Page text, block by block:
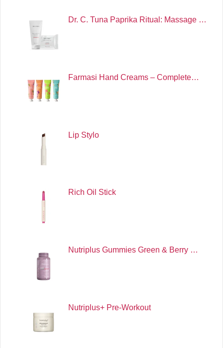
Dr. C. Tuna Paprika Ritual: Massage …
Farmasi Hand Creams – Complete…
Lip Stylo
Rich Oil Stick
Nutriplus Gummies Green & Berry …
Nutriplus+ Pre-Workout